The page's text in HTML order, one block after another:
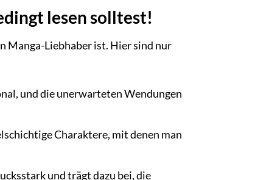
lesen solltest!
Manga-Liebhaber ist. Hier sind nur
und die unerwarteten Wendungen
Charaktere, mit denen man
und trägt dazu bei, die